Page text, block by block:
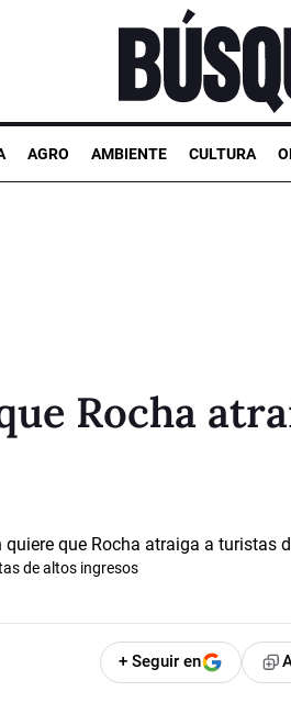
AGRO AMBIENTE CULTURA
Rocha
de altos ingresos
+ Seguir en